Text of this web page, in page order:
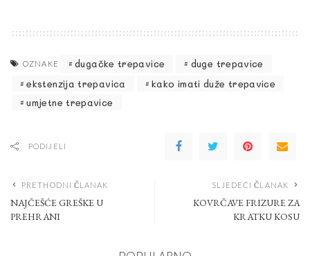
OZNAKE dugačke trepavice
duge trepavice
ekstenzija trepavica
kako imati duže trepavice
umjetne trepavice
PODIJELI
PRETHODNI ČLANAK
NAJČEŠĆE GREŠKE U
PREHRANI
SLJEDEĆI ČLANAK
KOVRČAVE FRIZURE ZA
KRATKU KOSU